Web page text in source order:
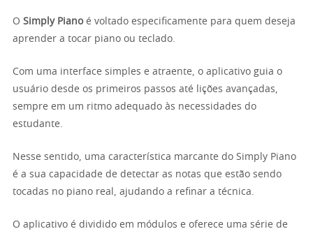
O Simply Pianoé voltado especificamente para quem deseja
aprender a tocar piano ou teclado.
Com uma interface simples e atraente, o aplicativo guia o
usuário desde os primeiros passos até lições avançadas,
sempre em um ritmo adequado às necessidades do
estudante.
Nesse sentido, uma característica marcante do Simply Piano
é a sua capacidade de detectar as notas que estão sendo
tocadas no piano real, ajudando a refinar a técnica.
O aplicativo é dividido em módulos e oferece uma série de